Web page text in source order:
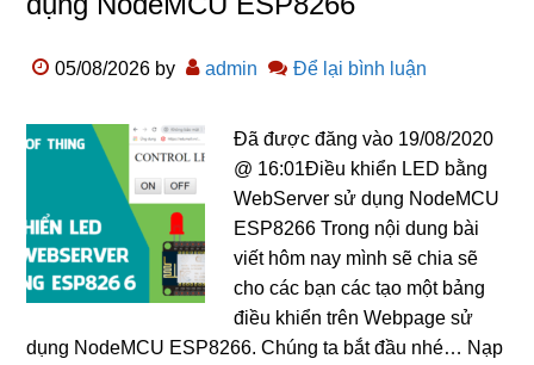
05/08/2026 by admin Để lại bình luận
Đã được đăng vào 19/08/2020
@ 16:01Điều khiển LED bằng
WebServer sử dụng NodeMCU
ESP8266 Trong nội dung bài
viết hôm nay mình sẽ chia sẽ
cho các bạn các tạo một bảng
điều khiển trên Webpage sử
dụng NodeMCU ESP8266. Chúng ta bắt đầu nhé… Nạp